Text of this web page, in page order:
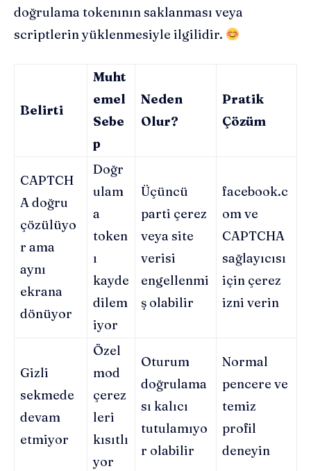
doğrulama tokenının saklanması veya
scriptlerin yüklenmesiyle ilgilidir.
Belirti
Muht
emel
Sebe
p
Neden
Olur?
Pratik
Çözüm
CAPTCH
A doğru
çözülüyo
r ama
aynı
ekrana
dönüyor
Doğr
ulam
a
token
ı
kayde
dilem
iyor
Üçüncü
parti çerez
veya site
verisi
engellenmi
ş olabilir
facebook.c
om ve
CAPTCHA
sağlayıcısı
için çerez
izni verin
Gizli
sekmede
devam
etmiyor
Özel
mod
çerez
leri
kısıtlı
yor
Oturum
doğrulama
sı kalıcı
tutulamıyo
r olabilir
Normal
pencere ve
temiz
profil
deneyin